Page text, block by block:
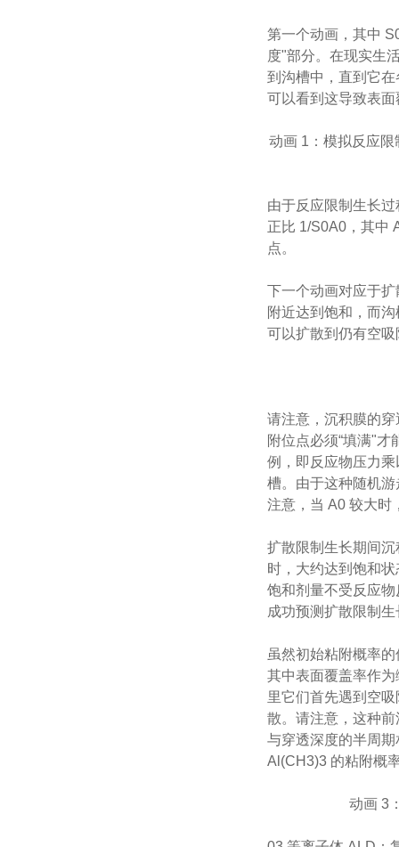
第一个动画，其中
度"部分。在现实生
到沟槽中，直到它
可以看到这导致表
动画 1：模拟反应
由于反应限制生长
正比 1/S0A0，其中
点。
下一个动画对应于
附近达到饱和，而
可以扩散到仍有空
请注意，沉积膜的
附位点必须“填满"
例，即反应物压力
槽。由于这种随机
注意，当 A0 较大时
扩散限制生长期间
时，大约达到饱和
饱和剂量不受反应
成功预测扩散限制
虽然初始粘附概率
其中表面覆盖率作
里它们首先遇到空
散。请注意，这种
与穿透深度的半周
Al(CH3)3 的粘附概
动画 3